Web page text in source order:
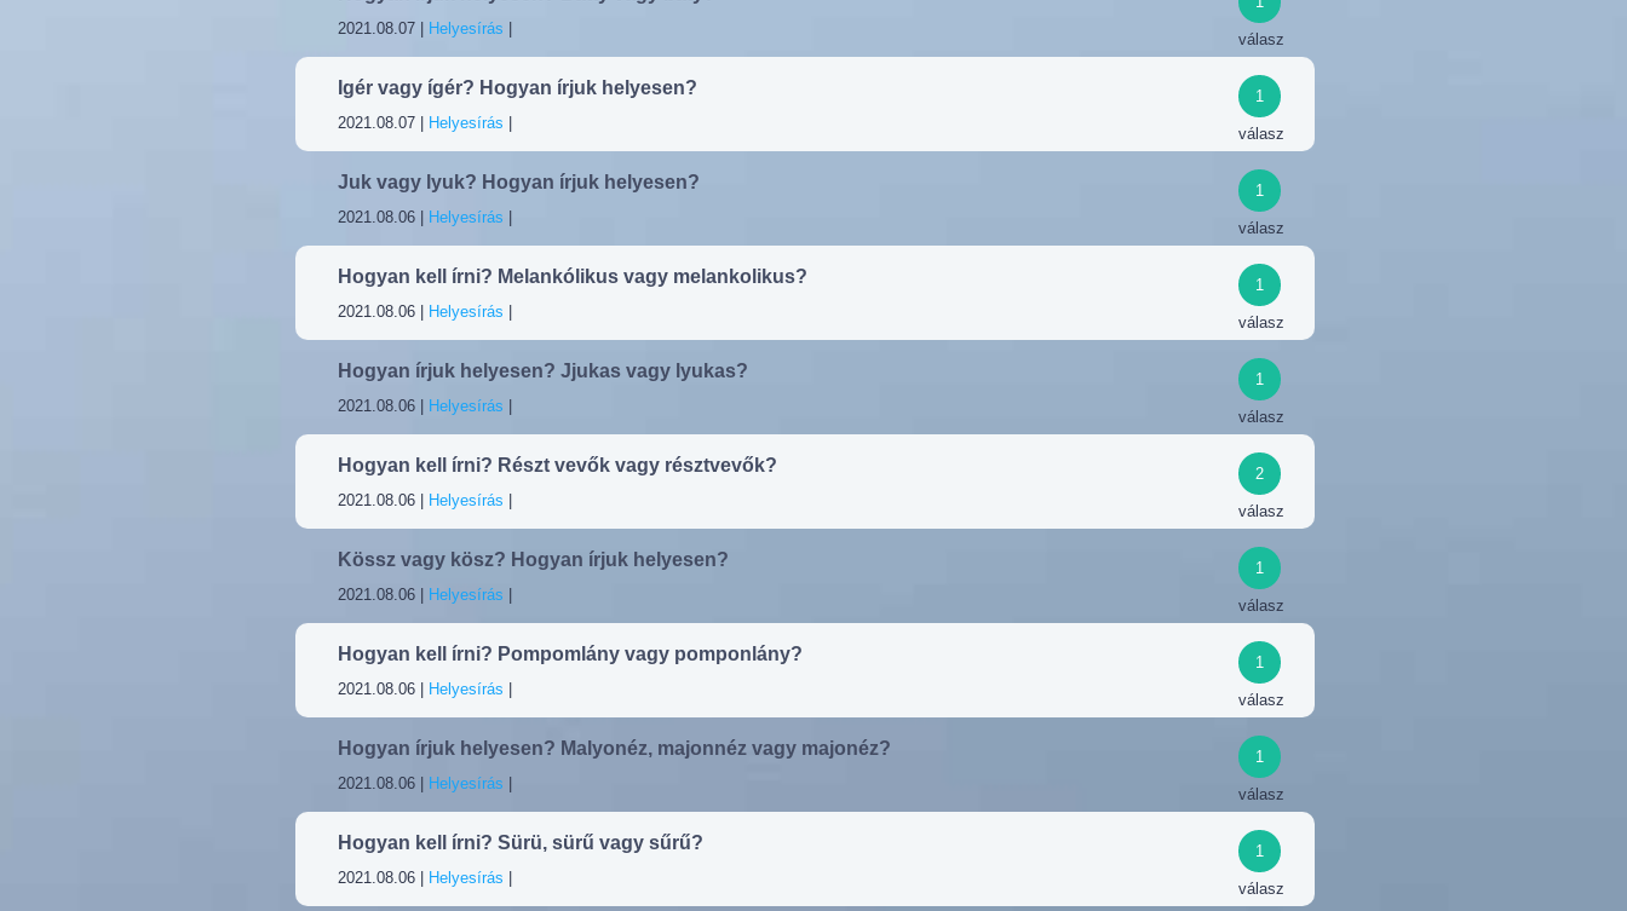
2021.08.07 | Helyesírás
válasz
Igér vagy ígér? Hogyan írjuk helyesen?
2021.08.07 | Helyesírás
1
válasz
Juk vagy lyuk? Hogyan írjuk helyesen?
2021.08.06 | Helyesírás
1
válasz
Hogyan kell írni? Melankólikus vagy melankolikus?
2021.08.06 | Helyesírás
1
válasz
Hogyan írjuk helyesen? Jjukas vagy lyukas?
2021.08.06 | Helyesírás
1
válasz
Hogyan kell írni? Részt vevők vagy résztvevők?
2021.08.06 | Helyesírás
2
válasz
Kössz vagy kösz? Hogyan írjuk helyesen?
2021.08.06 | Helyesírás
1
válasz
Hogyan kell írni? Pompomlány vagy pomponlány?
2021.08.06 | Helyesírás
1
válasz
Hogyan írjuk helyesen? Malyonéz, majonnéz vagy majonéz?
2021.08.06 | Helyesírás
1
válasz
Hogyan kell írni? Sürü, sürű vagy sűrű?
2021.08.06 | Helyesírás
1
válasz